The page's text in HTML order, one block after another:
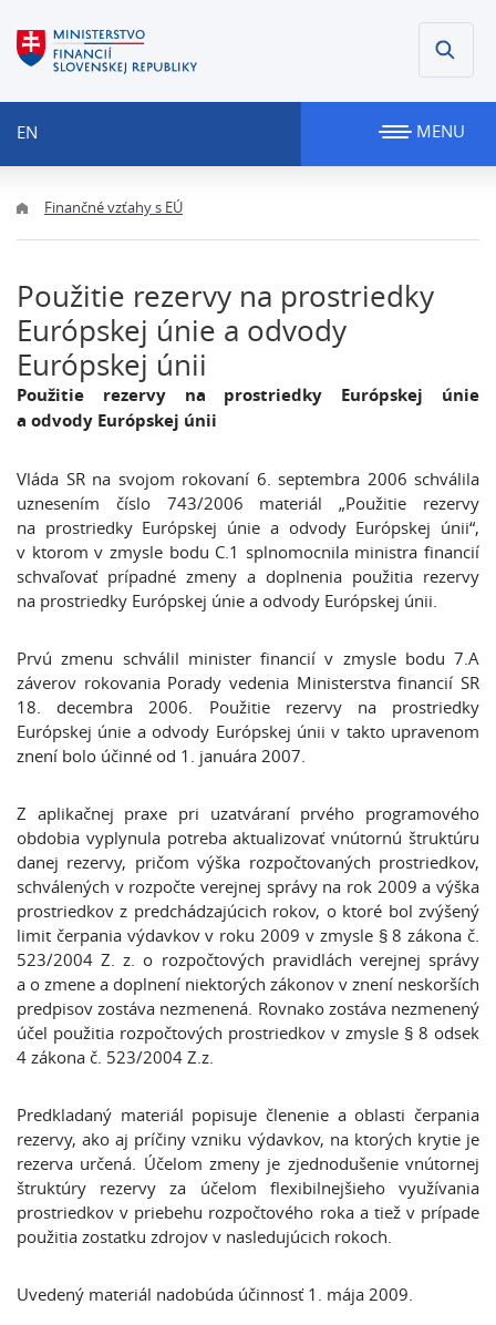
EN MENU
Finančné vzťahy s EÚ
Použitie rezervy na prostriedky
Európskej únie a odvody
Európskej únii
Použitie rezervy na prostriedky Európskej únie
a odvody Európskej únii
Vláda SR na svojom rokovaní 6. septembra 2006 schválila
uznesením číslo 743/2006 materiál „Použitie rezervy
na prostriedky Európskej únie a odvody Európskej únii“,
v ktorom v zmysle bodu C.1 splnomocnila ministra financií
schvaľovať prípadné zmeny a doplnenia použitia rezervy
na prostriedky Európskej únie a odvody Európskej únii.
Prvú zmenu schválil minister financií v zmysle bodu 7.A
záverov rokovania Porady vedenia Ministerstva financií SR
18. decembra 2006. Použitie rezervy na prostriedky
Európskej únie a odvody Európskej únii v takto upravenom
znení bolo účinné od 1. januára 2007.
Z aplikačnej praxe pri uzatváraní prvého programového
obdobia vyplynula potreba aktualizovať vnútornú štruktúru
danej rezervy, pričom výška rozpočtovaných prostriedkov,
schválených v rozpočte verejnej správy na rok 2009 a výška
prostriedkov z predchádzajúcich rokov, o ktoré bol zvýšený
limit čerpania výdavkov v roku 2009 v zmysle § 8 zákona č.
523/2004 Z. z. o rozpočtových pravidlách verejnej správy
a o zmene a doplnení niektorých zákonov v znení neskorších
predpisov zostáva nezmenená. Rovnako zostáva nezmenený
účel použitia rozpočtových prostriedkov v zmysle § 8 odsek
4 zákona č. 523/2004 Z.z.
Predkladaný materiál popisuje členenie a oblasti čerpania
rezervy, ako aj príčiny vzniku výdavkov, na ktorých krytie je
rezerva určená. Účelom zmeny je zjednodušenie vnútornej
štruktúry rezervy za účelom flexibilnejšieho využívania
prostriedkov v priebehu rozpočtového roka a tiež v prípade
použitia zostatku zdrojov v nasledujúcich rokoch.
Uvedený materiál nadobúda účinnosť 1. mája 2009.